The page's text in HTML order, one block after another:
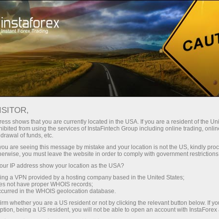
InstaForex के साथ आपको वास्तविक
लीवरेज, मार्केट में बेहतरीन स्प्रेड्स और
कमीशन, और स्टॉक्स व इंडेक्स ट्रेडिंग के लिए
फायदेमंद शर्तें।
छोटे
हर डिपॉजिट पर
30% बोनस
ट्रेडिंग में
और हाईवे पर गति
shows that you are currently located in the USA. If you are a resident of the
from using the services of InstaFintech Group including online trading,
of funds, etc.
are seeing this message by mistake and your location is not the US, kindly
you must leave the website in order to comply with government
IP address show your location as the USA?
a VPN provided by a hosting company based in the United States;
not have proper WHOIS records;
in the WHOIS geolocation database.
whether you are a US resident or not by clicking the relevant button below. If
being a US resident, you will not be able to open an account with InstaForex